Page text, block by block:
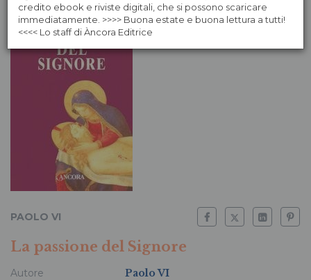
PAOLO VI
La passione del Signore
Autore
Paolo VI
credito ebook e riviste digitali, che si possono scaricare
immediatamente. >>>> Buona estate e buona lettura a tutti!
<<<< Lo staff di Àncora Editrice